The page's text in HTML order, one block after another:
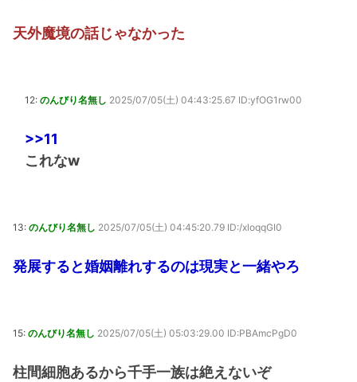
天外魔境の話じゃなかった
12: のんびり名無し 2025/07/05(土) 04:43:25.67 ID:yfOG1rw00
>>11
これなw
13: のんびり名無し 2025/07/05(土) 04:45:20.79 ID:/xloqqGI0
発展すると婚姻離れするのは現実と一緒やろ
15: のんびり名無し 2025/07/05(土) 05:03:29.00 ID:PBAmcPgD0
柱間細胞あるから千手一族は絶えないぞ